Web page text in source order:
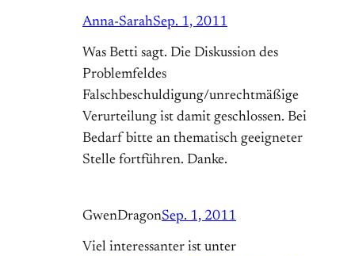
Anna-SarahSep. 1, 2011
Was Betti sagt. Die Diskussion des
Problemfeldes
Falschbeschuldigung/unrechtmäßige
Verurteilung ist damit geschlossen. Bei
Bedarf bitte an thematisch geeigneter
Stelle fortführen. Danke.
GwenDragonSep. 1, 2011
Viel interessanter ist unter